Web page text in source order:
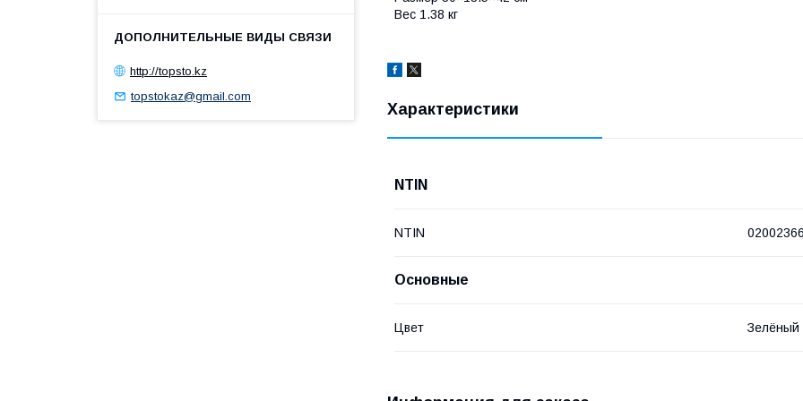
Вес 1.38 кг
Характеристики
NTIN
NTIN
Основные
Цвет Зелёный
http://topsto.kz
topstokaz@gmail.com